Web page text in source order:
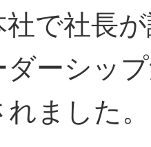
社で社長
ーシッ
ました。